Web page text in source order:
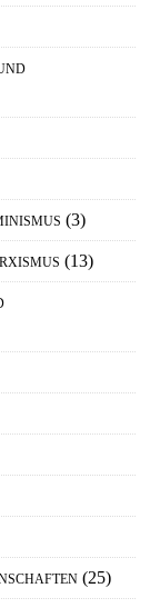
(3)
(13)
(25)